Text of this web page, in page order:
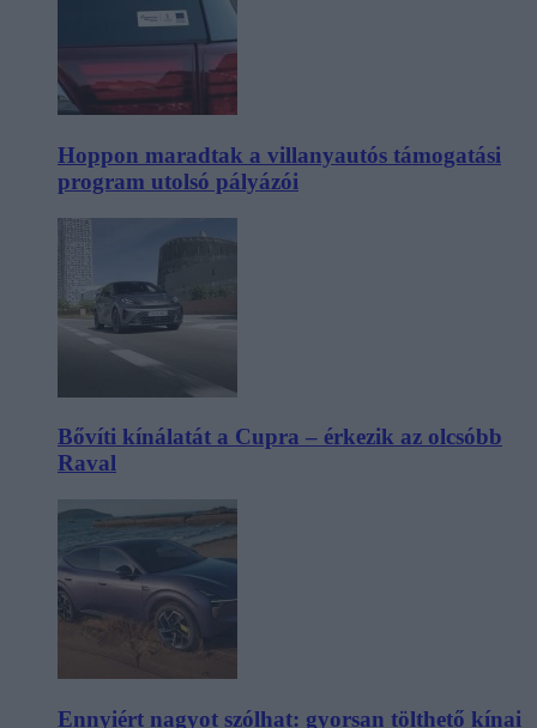
Hoppon maradtak a villanyautós támogatási
program utolsó pályázói
Bővíti kínálatát a Cupra – érkezik az olcsóbb
Raval
Ennyiért nagyot szólhat: gyorsan tölthető kínai